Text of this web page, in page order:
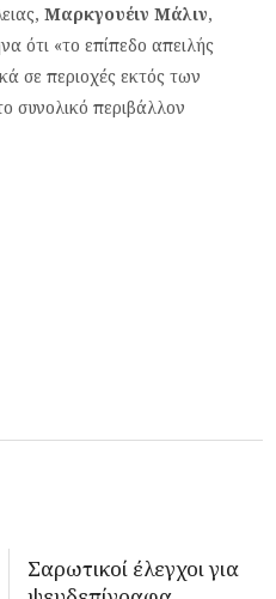
Μαρκγουέιν Μάλιν,
ότι «το επίπεδο απειλής
σε περιοχές εκτός των
συνολικό περιβάλλον
Σαρωτικοί έλεγχοι για